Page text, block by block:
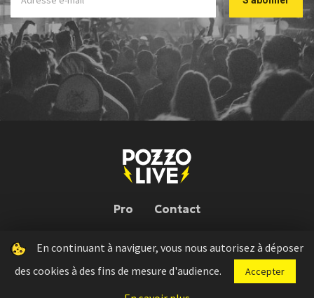
Pro Contact
Pozzo Live © 2026 | Conception : Pozzo Team, avec l'aide deBloop
Press kit Règlement concours Mentions légales
En continuant à naviguer, vous nous autorisez à déposer
des cookies à des fins de mesure d'audience.
Accepter